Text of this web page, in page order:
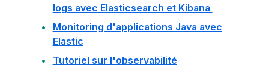
logs avec Elasticsearch et Kibana
Monitoring d'applications Java avec
Elastic
Tutoriel sur l'observabilité